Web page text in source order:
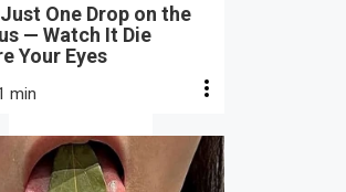
One Drop on the
— Watch It Die
Your Eyes
min